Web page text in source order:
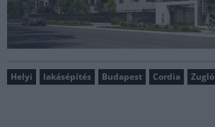
Helyi lakásépítés Budapest Cordia Zugló